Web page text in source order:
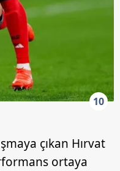
10
çıkan Hırvat
ortaya